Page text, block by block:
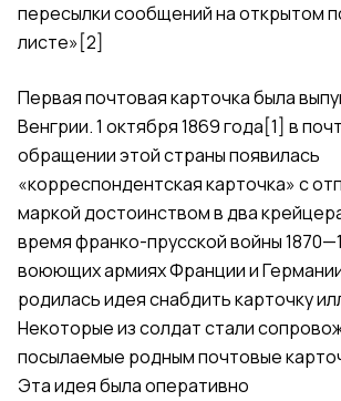
пересылки сообщений на открытом
листе»[2]
Первая почтовая карточка была
Венгрии. 1 октября 1869 года[1] в
обращении этой страны появилась
«корреспондентская карточка» с
маркой достоинством в два
времяфранко-прусской войны
воюющихармиях Франциии
родиласьидеяснабдить карточку
Некоторые изсолдатстали
посылаемые родным почтовые
Эта идея была оперативно